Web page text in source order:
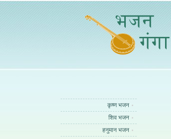
कृष्ण भजन
शिव भजन
हनुमान भजन